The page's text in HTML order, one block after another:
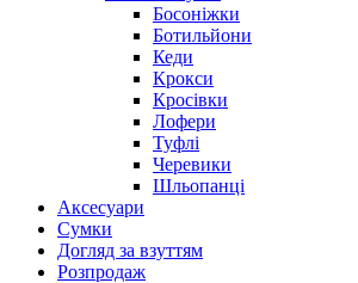
Босоніжки
Ботильйони
Кеди
Крокси
Кросівки
Лофери
Туфлі
Черевики
Шльопанці
Аксесуари
Сумки
Догляд за взуттям
Розпродаж